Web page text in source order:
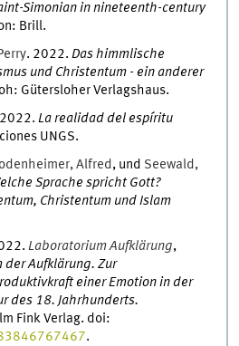
Simonian in nineteenth-century
: Brill.
. 2022.Das himmlische
und Christentum - ein anderer
: Gütersloher Verlagshaus.
2022.La realidad del espíritu
UNGS.
,Alfred, und Seewald,
Sprache spricht Gott?
Christentum und Islam
.Laboratorium Aufklärung,
der Aufklärung. Zur
einer Emotion in der
des 18. Jahrhunderts.
Fink Verlag. doi:
.